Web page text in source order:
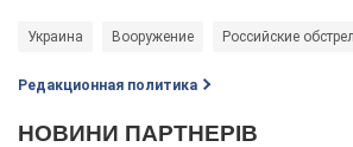
Украина Вооружение Российские
Редакционная политика